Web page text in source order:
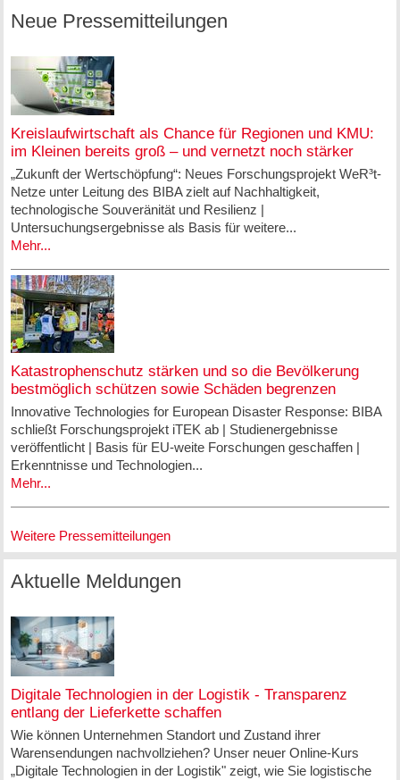
Neue Pressemitteilungen
Kreislaufwirtschaft als Chance für Regionen und KMU:
im Kleinen bereits groß – und vernetzt noch stärker
„Zukunft der Wertschöpfung“: Neues Forschungsprojekt WeR³t-
Netze unter Leitung des BIBA zielt auf Nachhaltigkeit,
technologische Souveränität und Resilienz |
Untersuchungsergebnisse als Basis für weitere...
Mehr...
Katastrophenschutz stärken und so die Bevölkerung
bestmöglich schützen sowie Schäden begrenzen
Innovative Technologies for European Disaster Response: BIBA
schließt Forschungsprojekt iTEK ab | Studienergebnisse
veröffentlicht | Basis für EU-weite Forschungen geschaffen |
Erkenntnisse und Technologien...
Mehr...
Weitere Pressemitteilungen
Aktuelle Meldungen
Digitale Technologien in der Logistik - Transparenz
entlang der Lieferkette schaffen
Wie können Unternehmen Standort und Zustand ihrer
Warensendungen nachvollziehen? Unser neuer Online-Kurs
„Digitale Technologien in der Logistik" zeigt, wie Sie logistische